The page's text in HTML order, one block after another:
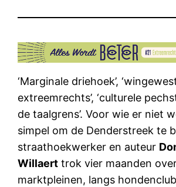
‘Marginale driehoek’,
extreemrechts’, ‘culturele
de taalgrens’. Voor wie er niet
simpel om de Denderstreek te
straathoekwerker en auteur
Willaert trok vier maanden
marktpleinen, langs